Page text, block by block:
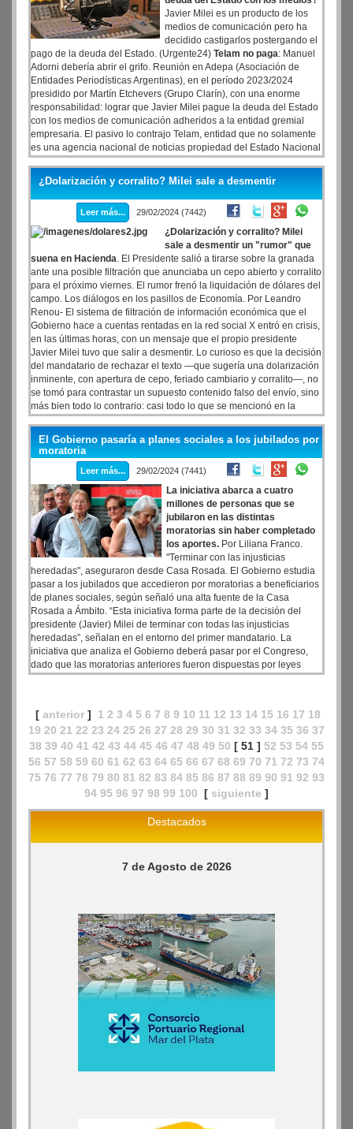
Javier Milei es un producto de los
medios de comunicación pero ha
decidido castigarlos postergando el
pago de la deuda del Estado. (Urgente24) Telam no paga: Manuel
Adorni debería abrir el grifo. Reunión en Adepa (Asociación de
Entidades Periodísticas Argentinas), en el período 2023/2024
presidido por Martín Etchevers (Grupo Clarín), con una enorme
responsabilidad: lograr que Javier Milei pague la deuda del Estado
con los medios de comunicación adheridos a la entidad gremial
empresaria. El pasivo lo contrajo Telam, entidad que no solamente
es una agencia nacional de noticias propiedad del Estado Nacional
sino que también es una agencia de publicidad que cursa las
pautas de propaganda del Ejecutivo y áreas vinculadas.
¿Dolarización y corralito? Milei sale a desmentir
Leer más... 29/02/2024 (7442)
¿Dolarización y corralito? Milei
sale a desmentir un "rumor" que
suena en Hacienda. El Presidente salió a tirarse sobre la granada
ante una posible filtración que anunciaba un cepo abierto y corralito
para el próximo viernes. El rumor frenó la liquidación de dólares del
campo. Los diálogos en los pasillos de Economía. Por Leandro
Renou- El sistema de filtración de información económica que el
Gobierno hace a cuentas rentadas en la red social X entró en crisis,
en las últimas horas, con un mensaje que el propio presidente
Javier Milei tuvo que salir a desmentir. Lo curioso es que la decisión
del mandatario de rechazar el texto —que sugería una dolarización
inminente, con apertura de cepo, feriado cambiario y corralito—, no
se tomó para contrastar un supuesto contenido falso del envío, sino
más bien todo lo contrario: casi todo lo que se mencionó en la
cuenta del usuario Emilio Raiden, un asesor informal de Milei en
materia económica, es tema de conversación no sólo en el
Ministerio de Hacienda, sino en conversaciones del propio
presidente con el ministro de Economía, Luis Caputo.
El Gobierno pasaría a planes sociales a los jubilados por
moratoria
Leer más... 29/02/2024 (7441)
La iniciativa abarca a cuatro
millones de personas que se
jubilaron en las distintas
moratorias sin haber completado
los aportes. Por Liliana Franco.
"Terminar con las injusticias
heredadas", aseguraron desde Casa Rosada. El Gobierno estudia
pasar a los jubilados que accedieron por moratorias a beneficiarios
de planes sociales, según señaló una alta fuente de la Casa
Rosada a Ámbito. “Esta iniciativa forma parte de la decisión del
presidente (Javier) Milei de terminar con todas las injusticias
heredadas”, señalan en el entorno del primer mandatario. La
iniciativa que analiza el Gobierno deberá pasar por el Congreso,
dado que las moratorias anteriores fueron dispuestas por leyes
parlamentarias.
[ anterior ] 1 2 3 4 5 6 7 8 9 10 11 12 13 14 15 16 17 18
19 20 21 22 23 24 25 26 27 28 29 30 31 32 33 34 35 36 37
38 39 40 41 42 43 44 45 46 47 48 49 50 [ 51 ] 52 53 54 55
56 57 58 59 60 61 62 63 64 65 66 67 68 69 70 71 72 73 74
75 76 77 78 79 80 81 82 83 84 85 86 87 88 89 90 91 92 93
94 95 96 97 98 99 100 [ siguiente ]
Destacados
7 de Agosto de 2026